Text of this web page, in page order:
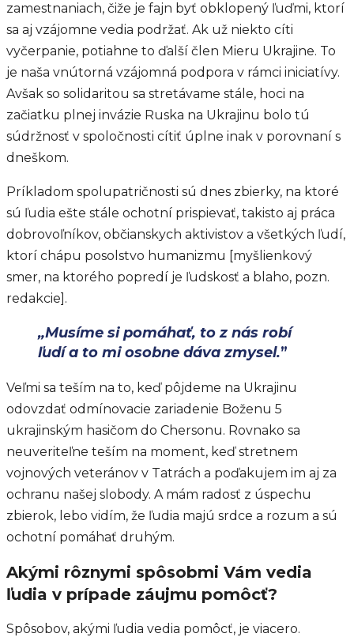
zamestnaniach, čiže je fajn byť obklopený ľuďmi, ktorí
sa aj vzájomne vedia podržať. Ak už niekto cíti
vyčerpanie, potiahne to ďalší člen Mieru Ukrajine. To
je naša vnútorná vzájomná podpora v rámci iniciatívy.
Avšak so solidaritou sa stretávame stále, hoci na
začiatku plnej invázie Ruska na Ukrajinu bolo tú
súdržnosť v spoločnosti cítiť úplne inak v porovnaní s
dneškom.
Príkladom spolupatričnosti sú dnes zbierky, na ktoré
sú ľudia ešte stále ochotní prispievať, takisto aj práca
dobrovoľníkov, občianskych aktivistov a všetkých ľudí,
ktorí chápu posolstvo humanizmu [myšlienkový
smer, na ktorého popredí je ľudskosť a blaho, pozn.
redakcie].
„Musíme si pomáhať, to z nás robí
ľudí a to mi osobne dáva zmysel.”
Veľmi sa teším na to, keď pôjdeme na Ukrajinu
odovzdať odmínovacie zariadenie Boženu 5
ukrajinským hasičom do Chersonu. Rovnako sa
neuveriteľne teším na moment, keď stretnem
vojnových veteránov v Tatrách a poďakujem im aj za
ochranu našej slobody. A mám radosť z úspechu
zbierok, lebo vidím, že ľudia majú srdce a rozum a sú
ochotní pomáhať druhým.
Akými rôznymi spôsobmi Vám vedia
ľudia v prípade záujmu pomôcť?
Spôsobov, akými ľudia vedia pomôcť, je viacero.